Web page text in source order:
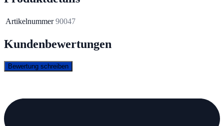
Artikelnummer 90047
Kundenbewertungen
Bewertung schreiben